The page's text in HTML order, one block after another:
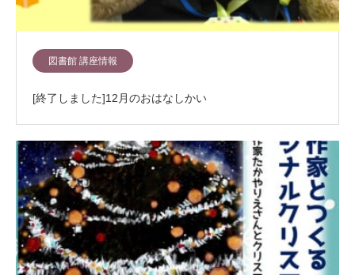
図書館 講座情報
[終了しました]12月のおはなしかい